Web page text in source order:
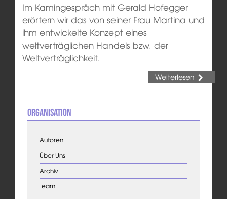
Im Kamingespräch mit Gerald Hofegger
erörtern wir das von seiner Frau Martina und
ihm entwickelte Konzept eines
weltverträglichen Handels bzw. der
Weltverträglichkeit.
Weiterlesen
Organisation
Autoren
Über Uns
Archiv
Team